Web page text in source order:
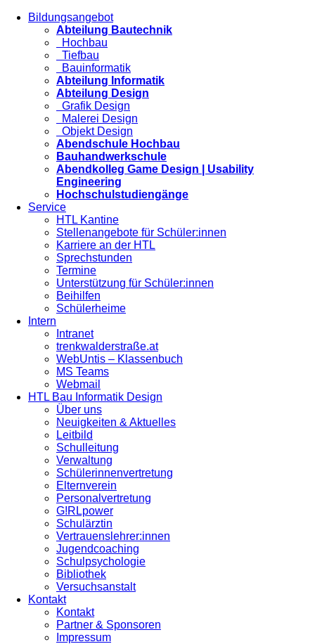
Bildungsangebot
Abteilung Bautechnik
Hochbau
Tiefbau
Bauinformatik
Abteilung Informatik
Abteilung Design
Grafik Design
Malerei Design
Objekt Design
Abendschule Hochbau
Bauhandwerkschule
Abendkolleg Game Design | Usability
Engineering
Hochschulstudiengänge
Service
HTL Kantine
Stellenangebote für Schüler:innen
Karriere an der HTL
Sprechstunden
Termine
Unterstützung für Schüler:innen
Beihilfen
Schülerheime
Intern
Intranet
trenkwalderstraße.at
WebUntis – Klassenbuch
MS Teams
Webmail
HTL Bau Informatik Design
Über uns
Neuigkeiten & Aktuelles
Leitbild
Schulleitung
Verwaltung
Schülerinnenvertretung
Elternverein
Personalvertretung
G!RLpower
Schulärztin
Vertrauenslehrer:innen
Jugendcoaching
Schulpsychologie
Bibliothek
Versuchsanstalt
Kontakt
Kontakt
Partner & Sponsoren
Impressum